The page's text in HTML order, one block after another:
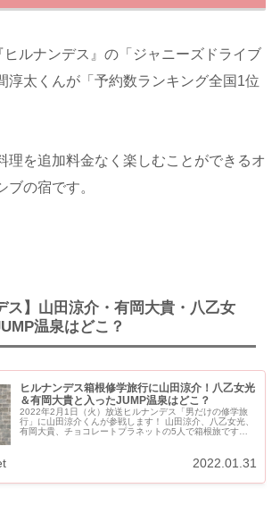
ヒルナンデス』の「ジャニーズドライブ
淳太くんが「予約数ランキング全国1位
理を追加料金なく楽しむことができるオ
ブの宿です。
ス】山田涼介・有岡大貴・八乙女
温泉はどこ？
ヒルナンデス箱根修学旅行に山田涼介！八乙女光
＆有岡大貴と入ったJUMP温泉はどこ？
2022年2月1日（火）放送ヒルナンデス「男だけの修学旅
行」に山田涼介くんが参戦します！ 山田涼介、八乙女光、
有岡大貴、チョコレートプラネットの5人で箱根旅です。
2022.01.31